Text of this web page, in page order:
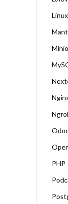
Linux
Minio
PHP